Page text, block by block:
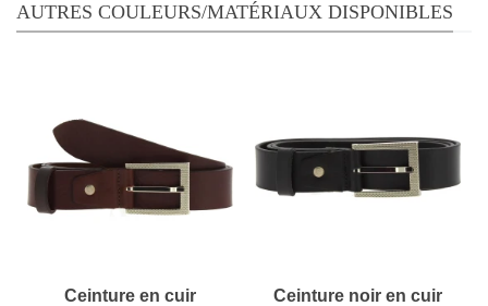
AUTRES COULEURS/MATÉRIAUX DISPONIBLES
Ceinture en cuir
Ceinture noir en cuir